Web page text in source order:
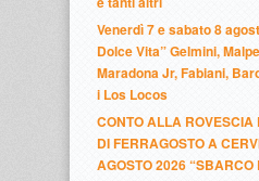
Venerdì 7 e sabato 8
Dolce Vita” Gelmini,
Maradona Jr, Fabiani,
i Los Locos
CONTO ALLA
DI FERRAGOSTO A
AGOSTO 2026 “SBARCO